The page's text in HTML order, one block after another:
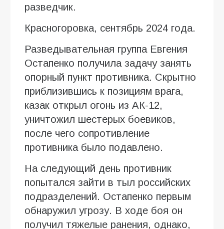
разведчик.
Красногоровка, сентябрь 2024 года.
Разведывательная группа Евгения
Остапенко получила задачу занять
опорный пункт противника. Скрытно
приблизившись к позициям врага,
казак открыл огонь из АК-12,
уничтожил шестерых боевиков,
после чего сопротивление
противника было подавлено.
На следующий день противник
попытался зайти в тыл российских
подразделений. Остапенко первым
обнаружил угрозу. В ходе боя он
получил тяжелые ранения, однако,